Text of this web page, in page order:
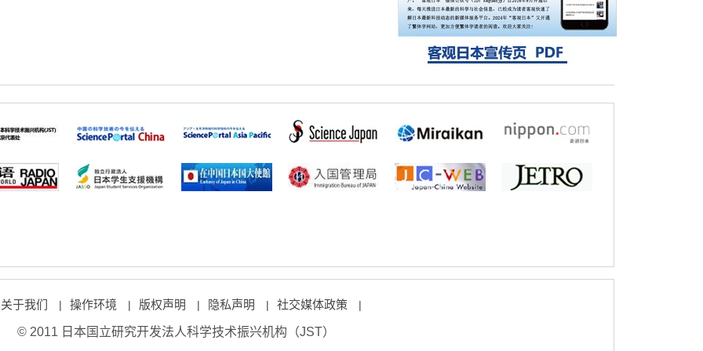
科学研究
立教大学在试管内构建长链人工基因组DNA
自我复制系统，有望实现携带大量基因的人
工细胞
关于我们 | 操作环境 | 版权声明 | 隐私声明 | 社交媒体政策 |
© 2011 日本国立研究开发法人科学技术振兴机构（JST）